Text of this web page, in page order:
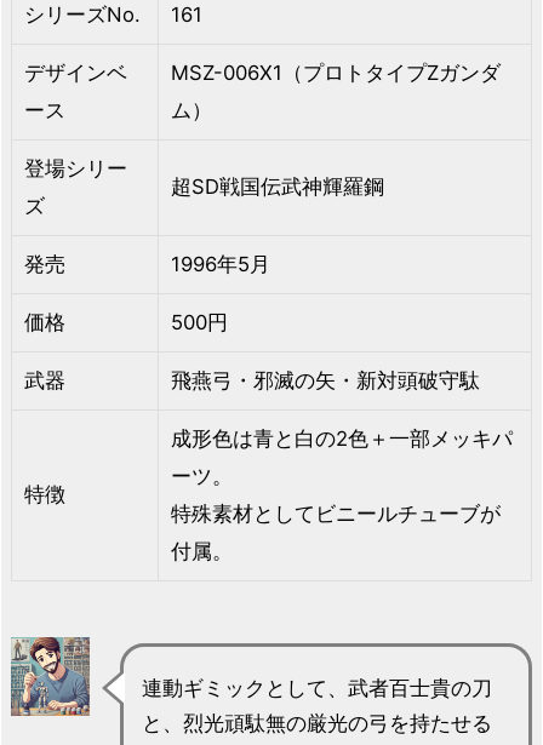
シリーズNo. 161
デザインベ
ース
MSZ-006X1（プロトタイプZガンダ
ム）
登場シリー
ズ
超SD戦国伝武神輝羅鋼
発売 1996年5月
価格 500円
武器 飛燕弓・邪滅の矢・新対頭破守駄
特徴
成形色は青と白の2色＋一部メッキパ
ーツ。
特殊素材としてビニールチューブが
付属。
連動ギミックとして、武者百士貴の刀
と、烈光頑駄無の厳光の弓を持たせる